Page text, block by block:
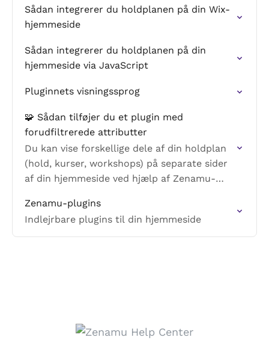
Sådan integrerer du holdplanen på din Wix-
hjemmeside
Sådan integrerer du holdplanen på din
hjemmeside via JavaScript
Pluginnets visningssprog
🧩 Sådan tilføjer du et plugin med
forudfiltrerede attributter
Du kan vise forskellige dele af din holdplan
(hold, kurser, workshops) på separate sider
af din hjemmeside ved hjælp af Zenamu-
besøgende…
Zenamu-plugins
Indlejrbare plugins til din hjemmeside